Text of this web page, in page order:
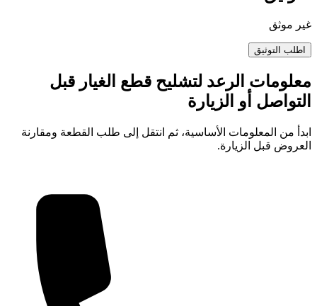
غير موثق
اطلب التوثيق
معلومات الرعد لتشليح قطع الغيار قبل
التواصل أو الزيارة
ابدأ من المعلومات الأساسية، ثم انتقل إلى طلب القطعة ومقارنة
العروض قبل الزيارة.